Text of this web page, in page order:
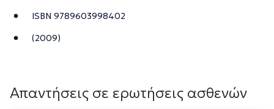
ISBN 9789603998402
(2009)
Απαντήσεις σε ερωτήσεις ασθενών